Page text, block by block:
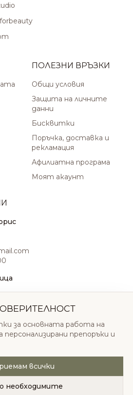
ПОЛЕЗНИ ВРЪЗКИ
Общи условия
Защита на личните
данни
Бисквитки
Поръчка, доставка и
рекламация
Афилиатна програма
Моят акаунт
ООД. Всички права
Общи условия
за основната работа на
препоръки и
всички
необходимите